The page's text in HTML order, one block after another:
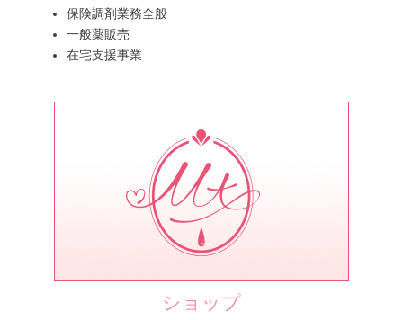
保険調剤業務全般
一般薬販売
在宅支援事業
ショップ